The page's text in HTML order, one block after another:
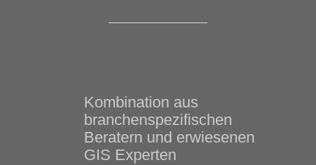
Kombination aus
branchenspezifischen
Beratern und erwiesenen
GIS Experten